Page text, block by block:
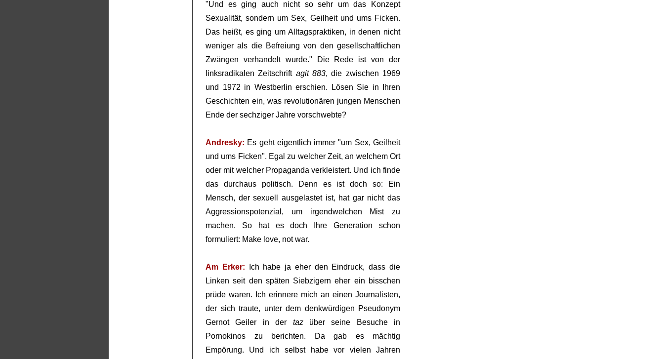
"Und es ging auch nicht so sehr um das Konzept
Sexualität, sondern um Sex, Geilheit und ums Ficken.
Das heißt, es ging um Alltagspraktiken, in denen nicht
weniger als die Befreiung von den gesellschaftlichen
Zwängen verhandelt wurde." Die Rede ist von der
linksradikalen Zeitschrift agit 883, die zwischen 1969
und 1972 in Westberlin erschien. Lösen Sie in Ihren
Geschichten ein, was revolutionären jungen Menschen
Ende der sechziger Jahre vorschwebte?
Andresky: Es geht eigentlich immer "um Sex, Geilheit
und ums Ficken". Egal zu welcher Zeit, an welchem Ort
oder mit welcher Propaganda verkleistert. Und ich finde
das durchaus politisch. Denn es ist doch so: Ein
Mensch, der sexuell ausgelastet ist, hat gar nicht das
Aggressionspotenzial, um irgendwelchen Mist zu
machen. So hat es doch Ihre Generation schon
formuliert: Make love, not war.
Am Erker: Ich habe ja eher den Eindruck, dass die
Linken seit den späten Siebzigern eher ein bisschen
prüde waren. Ich erinnere mich an einen Journalisten,
der sich traute, unter dem denkwürdigen Pseudonym
Gernot Geiler in der tazüber seine Besuche in
Pornokinos zu berichten. Da gab es mächtig
Empörung. Und ich selbst habe vor vielen Jahren